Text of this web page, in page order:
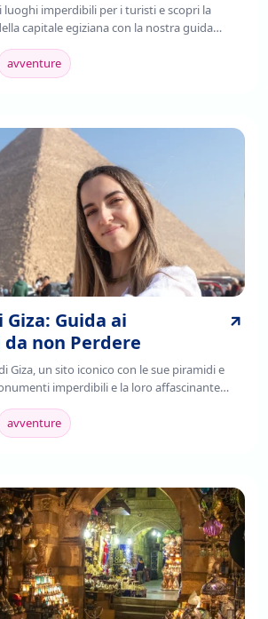
luoghi imperdibili per i turisti e scopri la
capitale egiziana con la nostra guida
avventure
Guida ai
non Perdere
Giza, un sito iconico con le sue piramidi e
imperdibili e la loro affascinante
avventure